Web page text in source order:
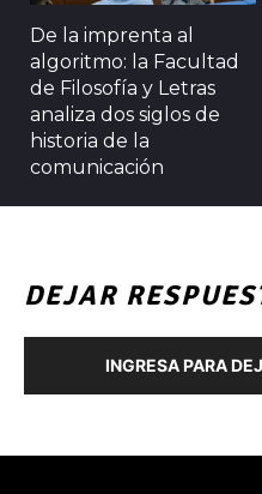
De la imprenta al
algoritmo: la Facultad
de Filosofía y Letras
analiza dos siglos de
historia de la
comunicación
DEJAR
INGRESA PARA